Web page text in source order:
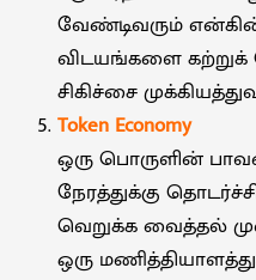
வேண்டிவரும்
விடயங்களை கற்றுக்
சிகிச்சை
Token Economy
ஒரு பொருளின்
நேரத்துக்கு
வெறுக்க வைத்தல்
ஒரு